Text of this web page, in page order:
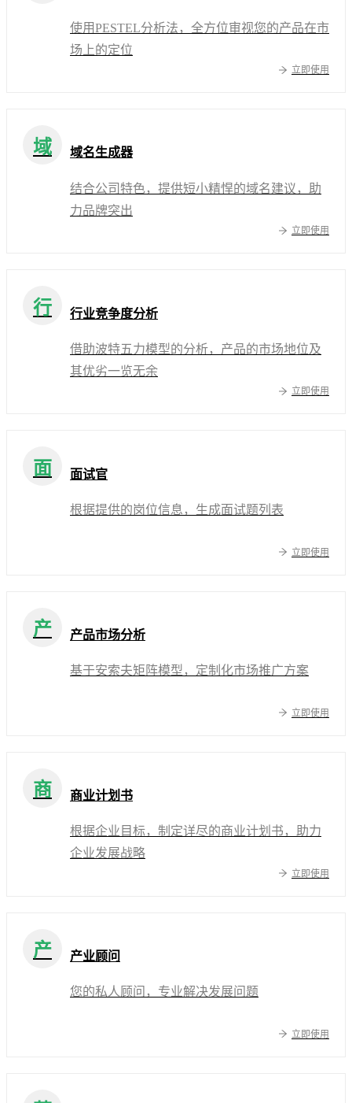
使用PESTEL分析法，全方位审视您的产品在市
场上的定位
立即使用
域 域名生成器
结合公司特色，提供短小精悍的域名建议，助
力品牌突出
立即使用
行 行业竞争度分析
借助波特五力模型的分析，产品的市场地位及
其优劣一览无余
立即使用
面 面试官
根据提供的岗位信息，生成面试题列表
立即使用
产 产品市场分析
基于安索夫矩阵模型，定制化市场推广方案
立即使用
商 商业计划书
根据企业目标，制定详尽的商业计划书，助力
企业发展战略
立即使用
产 产业顾问
您的私人顾问，专业解决发展问题
立即使用